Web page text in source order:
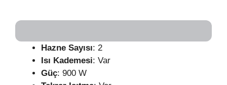
Hazne Sayısı: 2
Isı Kademesi: Var
Güç: 900 W